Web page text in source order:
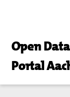
Open Data
Portal